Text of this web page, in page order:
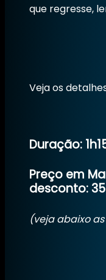
que regresse,
Veja os
Duração:
Preço em
desconto: 35
(veja abaixo